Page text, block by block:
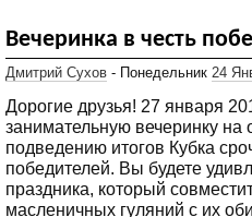
Вечеринка в честь
Дмитрий Сухов - Понедельник 24
Дорогие друзья! 27 января
занимательную вечеринку
подведению итогов Кубка
победителей. Вы будете
праздника, который
масленичных гуляний с их